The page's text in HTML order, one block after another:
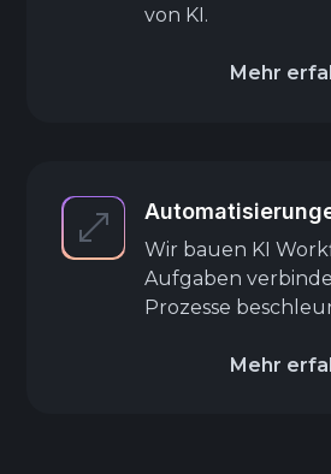
von KI.
Mehr
Wir bauen KI
Aufgaben
Prozesse
Mehr